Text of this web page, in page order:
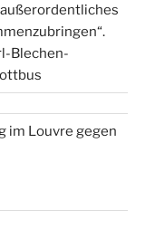
Blechen-
im Louvre gegen